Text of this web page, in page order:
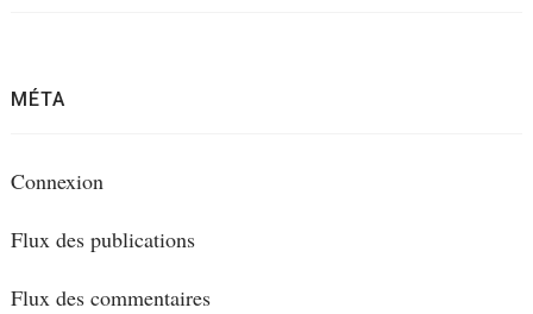
MÉTA
Connexion
Flux des publications
Flux des commentaires